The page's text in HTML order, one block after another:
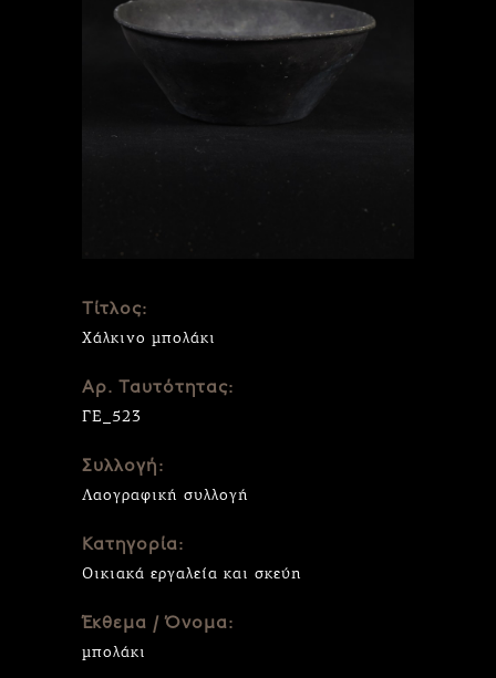
Τίτλος:
Χάλκινο μπολάκι
Αρ. Ταυτότητας:
ΓΕ_523
Συλλογή:
Λαογραφική συλλογή
Κατηγορία:
Οικιακά εργαλεία και σκεύη
Έκθεμα / Όνομα:
μπολάκι